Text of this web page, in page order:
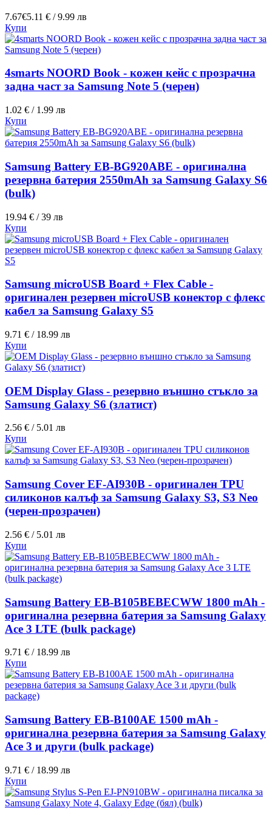
7.67€5.11 € / 9.99 лв
Купи
4smarts NOORD Book - кожен кейс с прозрачна
задна част за Samsung Note 5 (черен)
1.02 € / 1.99 лв
Купи
Samsung Battery EB-BG920ABE - оригинална
резервна батерия 2550mAh за Samsung Galaxy S6
(bulk)
19.94 € / 39 лв
Купи
Samsung microUSB Board + Flex Cable -
оригинален резервен microUSB конектор с флекс
кабел за Samsung Galaxy S5
9.71 € / 18.99 лв
Купи
OEM Display Glass - резервно външно стъкло за
Samsung Galaxy S6 (златист)
2.56 € / 5.01 лв
Купи
Samsung Cover EF-AI930B - оригинален TPU
силиконов калъф за Samsung Galaxy S3, S3 Neo
(черен-прозрачен)
2.56 € / 5.01 лв
Купи
Samsung Battery EB-B105BEBECWW 1800 mAh -
оригинална резервна батерия за Samsung Galaxy
Ace 3 LTE (bulk package)
9.71 € / 18.99 лв
Купи
Samsung Battery EB-B100AE 1500 mAh -
оригинална резервна батерия за Samsung Galaxy
Ace 3 и други (bulk package)
9.71 € / 18.99 лв
Купи